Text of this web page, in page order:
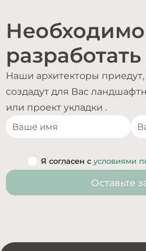
Необходимо
Наши архитекторы
создадут для Вас
или проект укладки .
Я согласен с условиями
Оставьте